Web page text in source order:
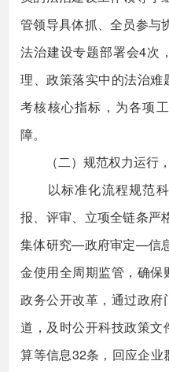
管领导具体抓、全员参与
法治建设专题部署会4次
理、政策落实中的法治
考核核心指标，为各项
障。
（二）规范权力运行
以标准化流程规范科
报、评审、立项全链条
集体研究—政府审定—信
金使用全周期监管，确
政务公开改革，通过政
道，及时公开科技政策
算等信息32条，回应企业